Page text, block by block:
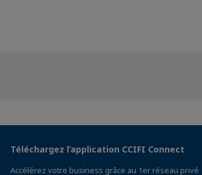
Téléchargez l’application CCIFI Connect
Accélérez votre business grâce au 1er réseau privé